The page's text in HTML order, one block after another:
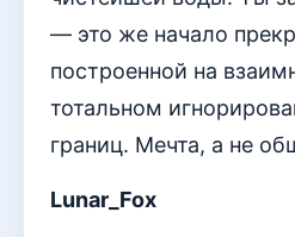
— это же начало
построенной на
тотальном
границ. Мечта, а не
Lunar_Fox